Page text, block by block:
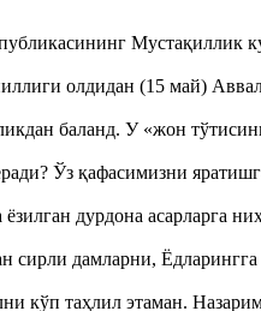
олдидан (15 май)
баланд. У «жон
Ўз қафасимизни
дурдона асарларга
сирли дамларни,
кўп таҳлил этаман.